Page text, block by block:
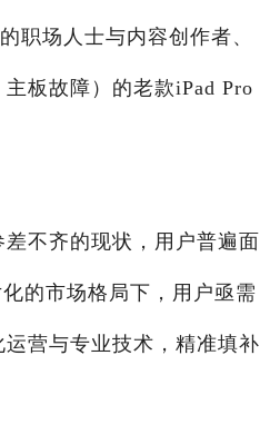
职场人士与内容创作者、
板故障）的老款iPad Pro
不齐的现状，用户普遍面
的市场格局下，用户亟需
营与专业技术，精准填补